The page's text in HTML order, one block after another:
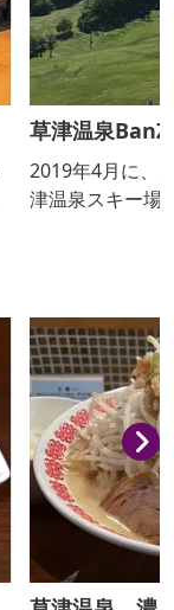
草津温泉
2019年4月に、
津温泉スキー場
滑空します。